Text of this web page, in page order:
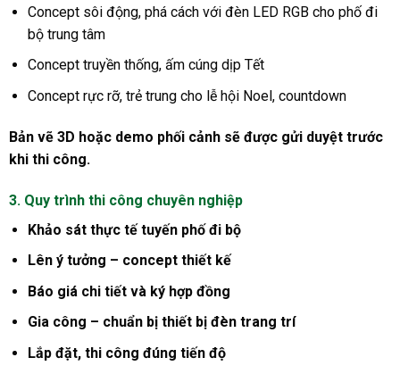
Concept sôi động, phá cách với đèn LED RGB cho phố đi
bộ trung tâm
Concept truyền thống, ấm cúng dịp Tết
Concept rực rỡ, trẻ trung cho lễ hội Noel, countdown
Bản vẽ 3D hoặc demo phối cảnh sẽ được gửi duyệt trước
khi thi công.
3. Quy trình thi công chuyên nghiệp
Khảo sát thực tế tuyến phố đi bộ
Lên ý tưởng – concept thiết kế
Báo giá chi tiết và ký hợp đồng
Gia công – chuẩn bị thiết bị đèn trang trí
Lắp đặt, thi công đúng tiến độ